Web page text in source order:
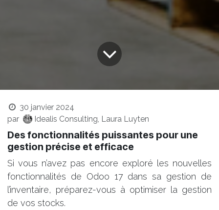
30 janvier 2024
par
Idealis Consulting, Laura Luyten
Des fonctionnalités puissantes pour une
gestion précise et efficace
Si vous n’avez pas encore exploré les nouvelles
fonctionnalités de Odoo 17 dans sa gestion de
l’inventaire, préparez-vous à optimiser la gestion
de vos stocks.